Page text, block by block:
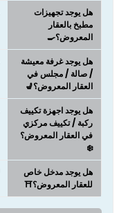
هل يوجد تجهيزات
مطبخ بالعقار
المعروض؟🍳
هل يوجد غرفة معيشة
/ صالة / مجلس في
العقار المعروض؟💺
هل يوجد اجهزة تكييف
ركبة / تكييف مركزي
في العقار المعروض؟
❄️
هل يوجد مدخل خاص
للعقار المعروض؟⛩️